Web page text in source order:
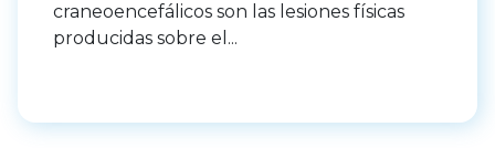
craneoencefálicos son las lesiones físicas
producidas sobre el...